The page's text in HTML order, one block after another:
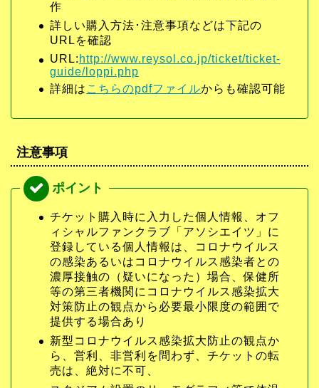
作
詳しい購入方法･注意事項などは下記の
URLを確認
URL: http://www.reysol.co.jp/ticket/ticket-
guide/loppi.php
詳細は こちらのpdfファイルからも確認可能
注意事項
チケット購入時に入力した個人情報、オフ
ィシャルファンクラブ「アソシエイツ」に
登録している個人情報は、コロナウイルス
の感染あるいはコロナウイルス感染者との
濃厚接触の（疑いになった）場合、保健所
等の第三者機関にコロナウイルス感染拡大
対策防止の観点から必要最小限度の範囲で
提供する場合あり
新型コロナウイルス感染拡大防止の観点か
ら、営利、非営利を問わず、チケットの転
売は、絶対に不可、